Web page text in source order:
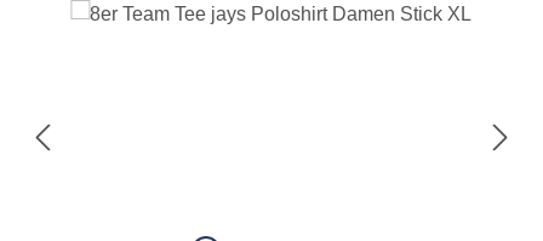
Bildergalerie überspringen